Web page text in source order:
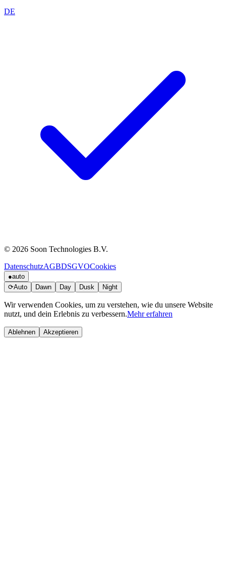
DE
© 2026 Soon Technologies B.V.
DatenschutzAGBDSGVOCookies
●auto
⟳Auto Dawn Day Dusk Night
Wir verwenden Cookies, um zu verstehen, wie du unsere Website
nutzt, und dein Erlebnis zu verbessern.Mehr erfahren
Ablehnen Akzeptieren